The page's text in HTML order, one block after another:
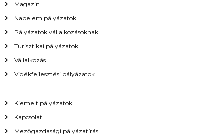
:
Magazin
Napelem pályázatok
Pályázatok vállalkozásoknak
Turisztikai pályázatok
Vállalkozás
Vidékfejlesztési pályázatok
Kiemelt pályázatok
Kapcsolat
Mezőgazdasági pályázatírás